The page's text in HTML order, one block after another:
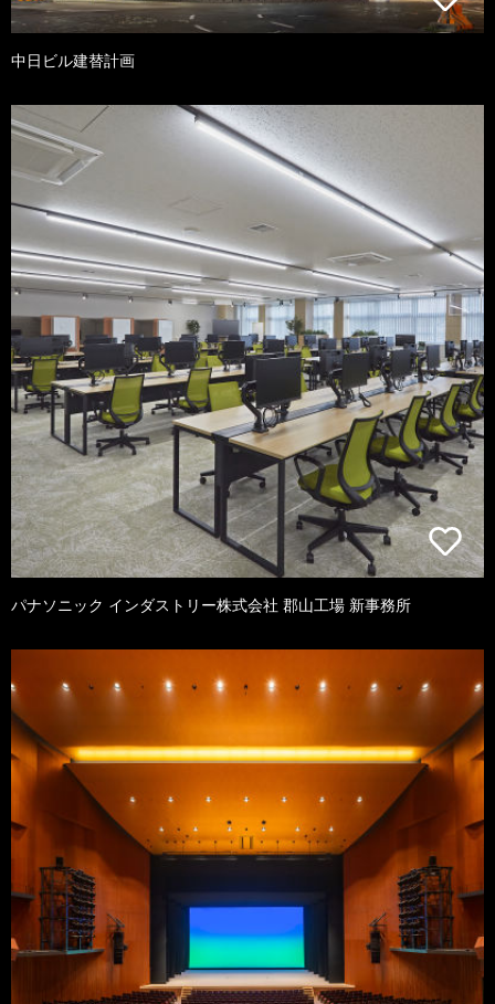
中日ビル建替計画
パナソニック インダストリー株式会社 郡山工場 新事務所